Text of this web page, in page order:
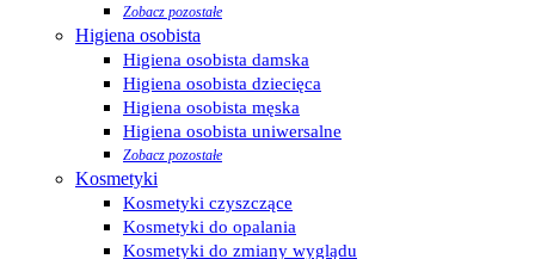
Zobacz pozostałe
Higiena osobista
Higiena osobista damska
Higiena osobista dziecięca
Higiena osobista męska
Higiena osobista uniwersalne
Zobacz pozostałe
Kosmetyki
Kosmetyki czyszczące
Kosmetyki do opalania
Kosmetyki do zmiany wyglądu